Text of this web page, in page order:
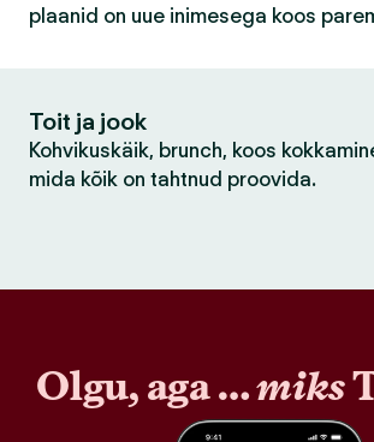
plaanid on uue inimesega koos
Toit ja jook
Kohvikuskäik, brunch, koos
mida kõik on tahtnud proovida.
Olgu, aga …miks